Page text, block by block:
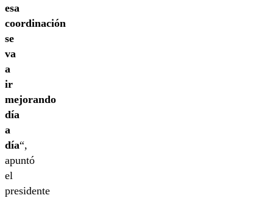
esa
coordinación
se
va
a
ir
mejorando
día
a
día“,
apuntó
el
presidente